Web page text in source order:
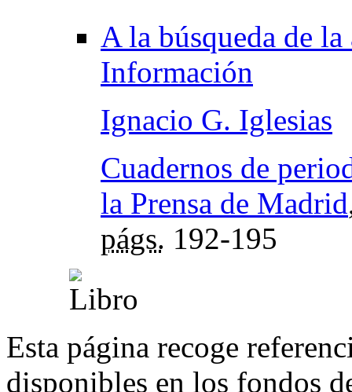
A la búsqueda de
Información
Ignacio G. Iglesias
Cuadernos de
la Prensa de Madrid
págs. 192-195
Esta página recoge
disponibles en los fondos